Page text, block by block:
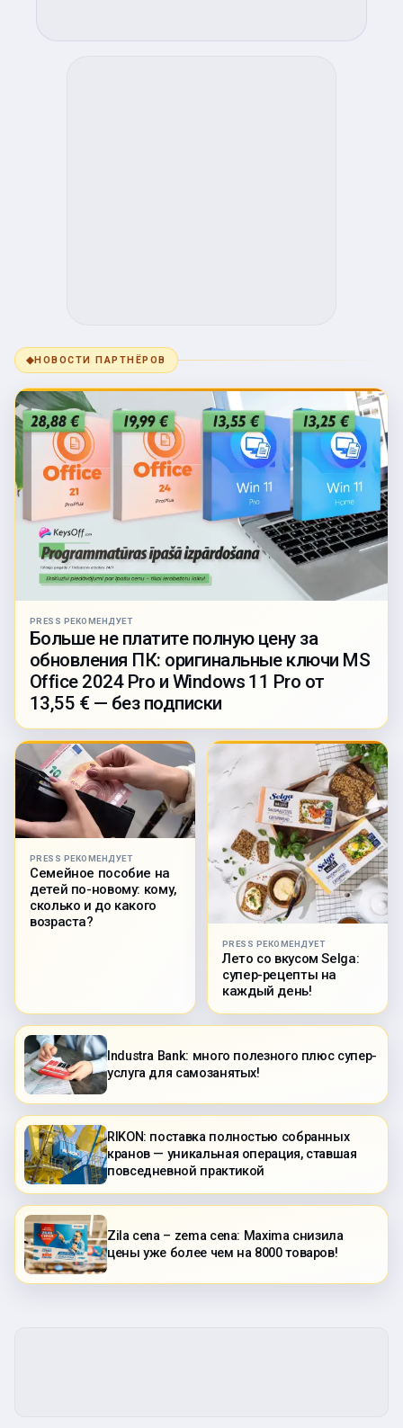
◆НОВОСТИ ПАРТНЁРОВ
PRESS РЕКОМЕНДУЕТ
Больше не платите полную цену за
обновления ПК: оригинальные ключи MS
Office 2024 Pro и Windows 11 Pro от
13,55 € — без подписки
PRESS РЕКОМЕНДУЕТ
Семейное пособие на
детей по-новому: кому,
сколько и до какого
возраста?
PRESS РЕКОМЕНДУЕТ
Лето со вкусом Selga:
супер-рецепты на
каждый день!
Industra Bank: много полезного плюс супер-
услуга для самозанятых!
RIKON: поставка полностью собранных
кранов — уникальная операция, ставшая
повседневной практикой
Zila cena – zema cena: Maxima снизила
цены уже более чем на 8000 товаров!